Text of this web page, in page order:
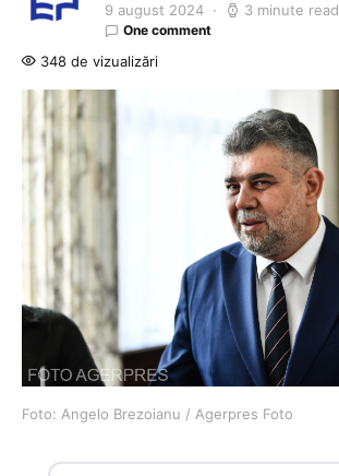
9 august 2024 3 minute read
One comment
348 de vizualizări
Foto: Angelo Brezoianu / Agerpres Foto